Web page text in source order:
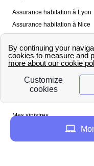
Assurance habitation à Lyon
Assurance habitation à Nice
À propos
Qui sommes-nous ?
Mes sinistres
Assurance habitation